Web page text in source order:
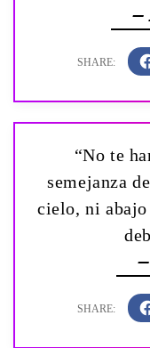
—
“No te
semejanza
cielo, ni abajo